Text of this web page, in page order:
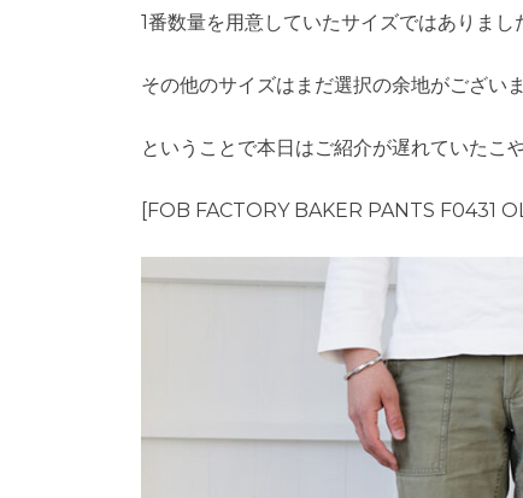
1番数量を用意していたサイズではありま
その他のサイズはまだ選択の余地がござい
ということで本日はご紹介が遅れていたこ
[FOB FACTORY BAKER PANTS F0431